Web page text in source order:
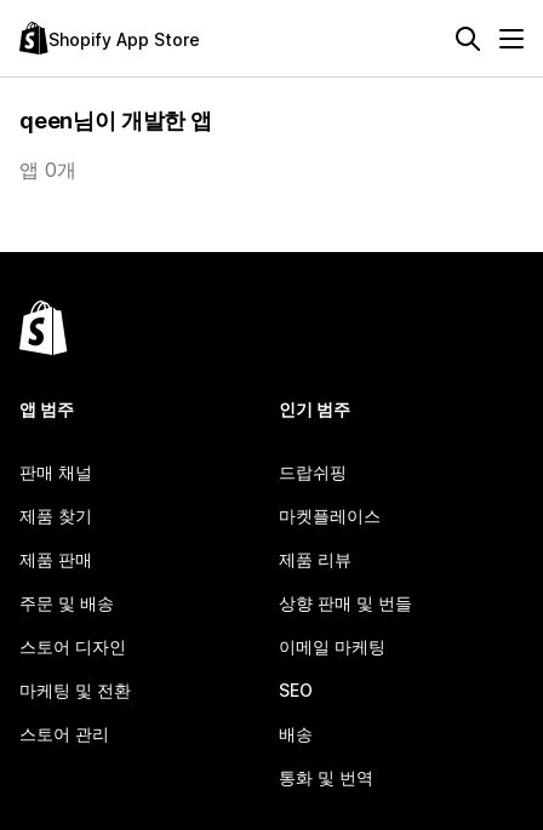
Shopify App Store
qeen님이 개발한 앱
앱 0개
앱 범주
판매 채널
제품 찾기
제품 판매
주문 및 배송
스토어 디자인
마케팅 및 전환
스토어 관리
인기 범주
드랍쉬핑
마켓플레이스
제품 리뷰
상향 판매 및 번들
이메일 마케팅
SEO
배송
통화 및 번역